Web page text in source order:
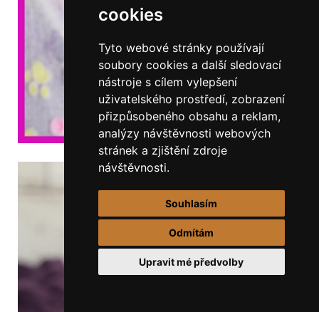
cookies
Tyto webové stránky používají
soubory cookies a další sledovací
nástroje s cílem vylepšení
uživatelského prostředí, zobrazení
přizpůsobeného obsahu a reklam,
analýzy návštěvnosti webových
stránek a zjištění zdroje
návštěvnosti.
Souhlasím
Odmítám
Upravit mé předvolby